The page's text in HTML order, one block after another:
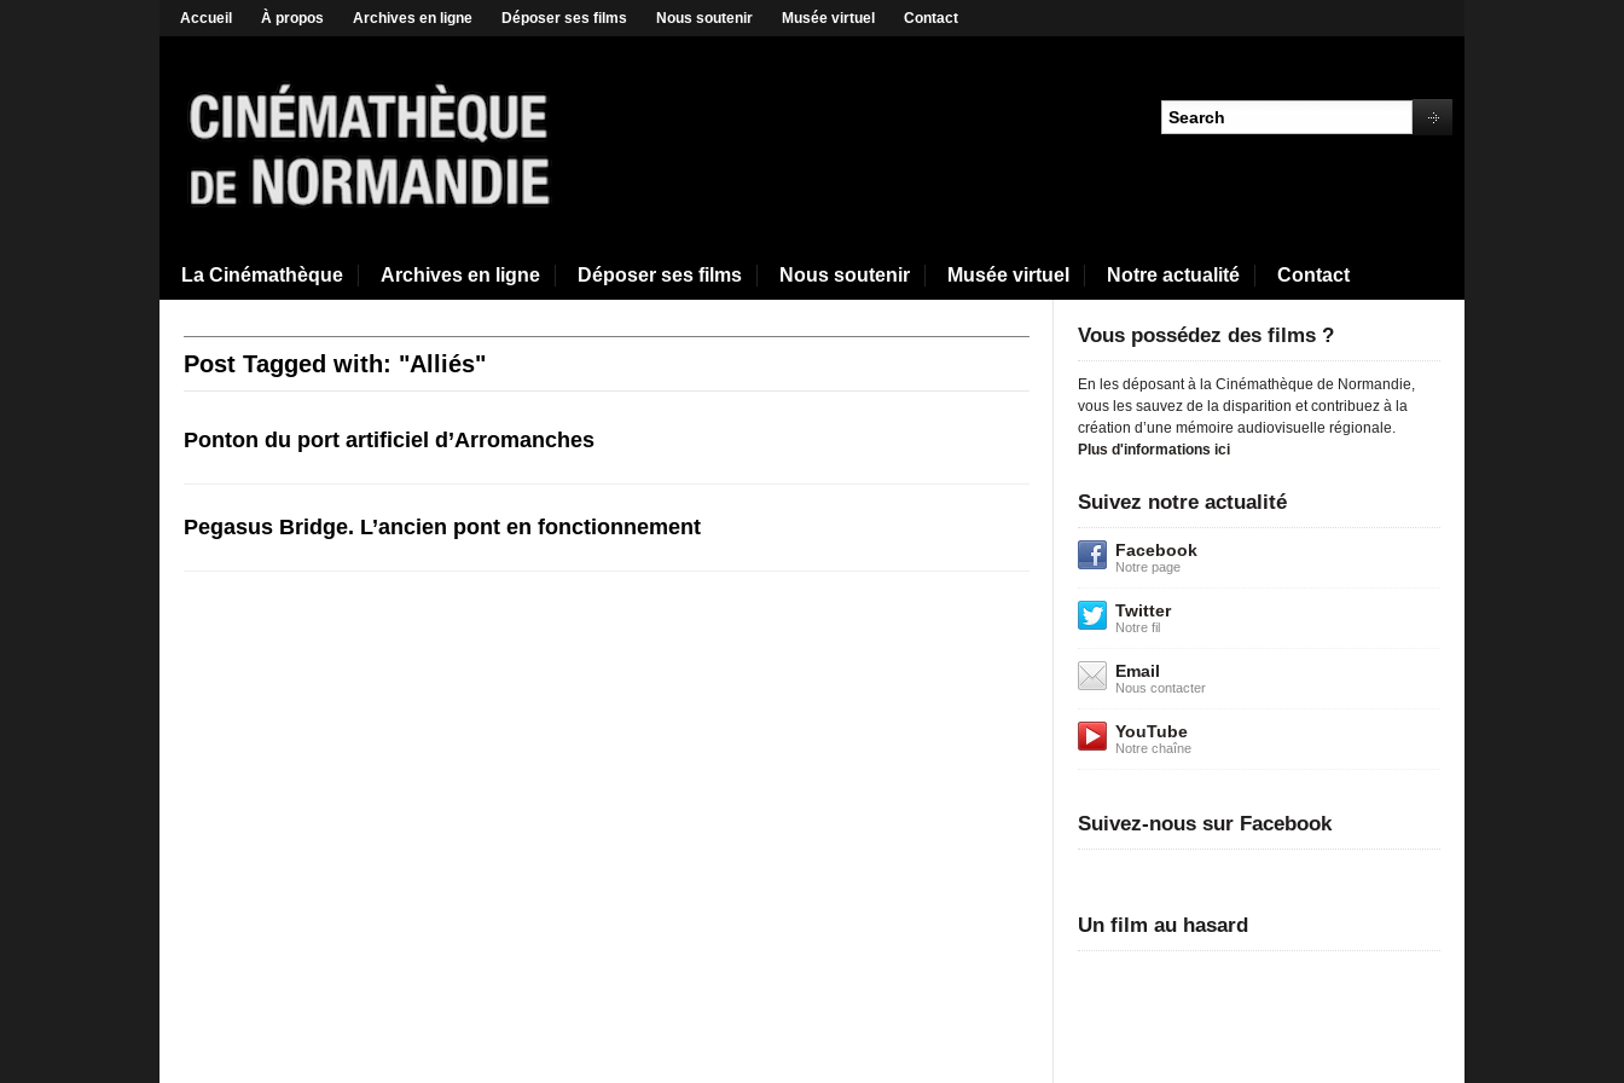
Accueil À propos Archives en ligne Déposer ses films Nous soutenir Musée virtuel Contact
La Cinémathèque Archives en ligne Déposer ses films Nous soutenir Musée virtuel Notre actualité Contact
Post Tagged with: "Alliés"
Ponton du port artificiel d’Arromanches
Pegasus Bridge. L’ancien pont en fonctionnement
Vous possédez des films ?
En les déposant à la Cinémathèque de Normandie,
vous les sauvez de la disparition et contribuez à la
création d’une mémoire audiovisuelle régionale.
Plus d'informations ici
Suivez notre actualité
Facebook
Notre page
Twitter
Notre fil
Email
Nous contacter
YouTube
Notre chaîne
Suivez-nous sur Facebook
Un film au hasard